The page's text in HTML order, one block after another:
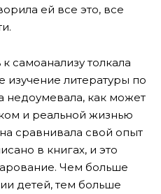
ей все это, все
самоанализу толкала
изучение литературы по
недоумевала, как может
и реальной жизнью
сравнивала свой опыт
в книгах, и это
Чем больше
детей, тем больше